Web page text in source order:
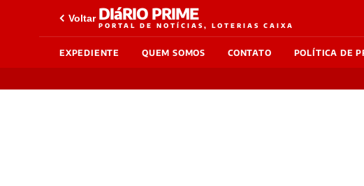
Voltar DIáRIO PRIME
PORTAL DE NOTÍCIAS, LOTERIAS CAIXA
EXPEDIENTE QUEM SOMOS CONTATO POLÍTICA DE